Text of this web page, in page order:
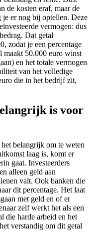
de kosten eraf, maar de
je er nog bij optellen. Deze
vermogen: dus
Dat getal
zodat je een percentage
maakt 50.000 euro winst
en het totale vermogen
van het volledige
die in het bedrijf zit,
is voor
belangrijk om te weten
laag is, komt er
gaat. Investeerders
alleen geld aan
valt. Ook banken die
dit percentage. Het laat
met geld en of er
zelf werkt het als een
die harde arbeid en het
verstandig om dit getal